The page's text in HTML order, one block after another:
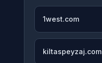
1west.com
kiltaspeyzaj.com